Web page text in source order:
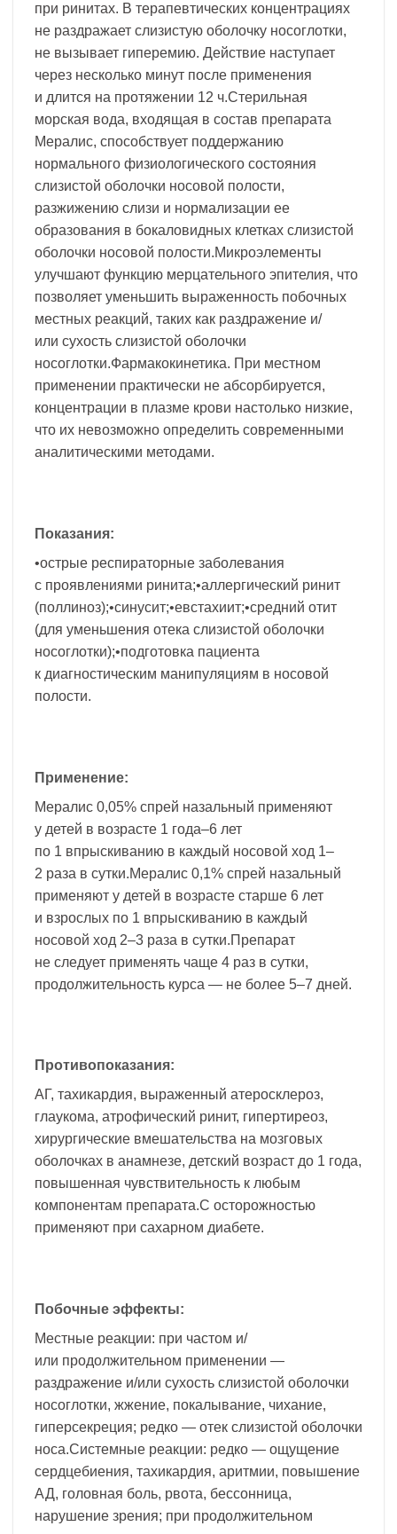
при ринитах. В терапевтических концентрациях
не раздражает слизистую оболочку носоглотки,
не вызывает гиперемию. Действие наступает
через несколько минут после применения
и длится на протяжении 12 ч.Стерильная
морская вода, входящая в состав препарата
Мералис, способствует поддержанию
нормального физиологического состояния
слизистой оболочки носовой полости,
разжижению слизи и нормализации ее
образования в бокаловидных клетках слизистой
оболочки носовой полости.Микроэлементы
улучшают функцию мерцательного эпителия, что
позволяет уменьшить выраженность побочных
местных реакций, таких как раздражение и/
или сухость слизистой оболочки
носоглотки.Фармакокинетика. При местном
применении практически не абсорбируется,
концентрации в плазме крови настолько низкие,
что их невозможно определить современными
аналитическими методами.
Показания:
•острые респираторные заболевания
с проявлениями ринита;•аллергический ринит
(поллиноз);•синусит;•евстахиит;•средний отит
(для уменьшения отека слизистой оболочки
носоглотки);•подготовка пациента
к диагностическим манипуляциям в носовой
полости.
Применение:
Мералис 0,05% спрей назальный применяют
у детей в возрасте 1 года–6 лет
по 1 впрыскиванию в каждый носовой ход 1–
2 раза в сутки.Мералис 0,1% спрей назальный
применяют у детей в возрасте старше 6 лет
и взрослых по 1 впрыскиванию в каждый
носовой ход 2–3 раза в сутки.Препарат
не следует применять чаще 4 раз в сутки,
продолжительность курса — не более 5–7 дней.
Противопоказания:
АГ, тахикардия, выраженный атеросклероз,
глаукома, атрофический ринит, гипертиреоз,
хирургические вмешательства на мозговых
оболочках в анамнезе, детский возраст до 1 года,
повышенная чувствительность к любым
компонентам препарата.С осторожностью
применяют при сахарном диабете.
Побочные эффекты:
Местные реакции: при частом и/
или продолжительном применении —
раздражение и/или сухость слизистой оболочки
носоглотки, жжение, покалывание, чихание,
гиперсекреция; редко — отек слизистой оболочки
носа.Системные реакции: редко — ощущение
сердцебиения, тахикардия, аритмии, повышение
АД, головная боль, рвота, бессонница,
нарушение зрения; при продолжительном